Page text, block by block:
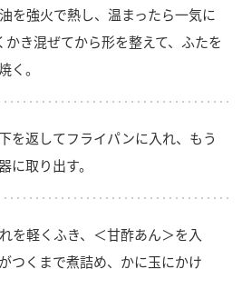
を強火で熱し、温まったら一気に
かき混ぜてから形を整えて、ふたを
く。
を返してフライパンに入れ、もう
に取り出す。
を軽くふき、＜甘酢あん＞を入
つくまで煮詰め、かに玉にかけ